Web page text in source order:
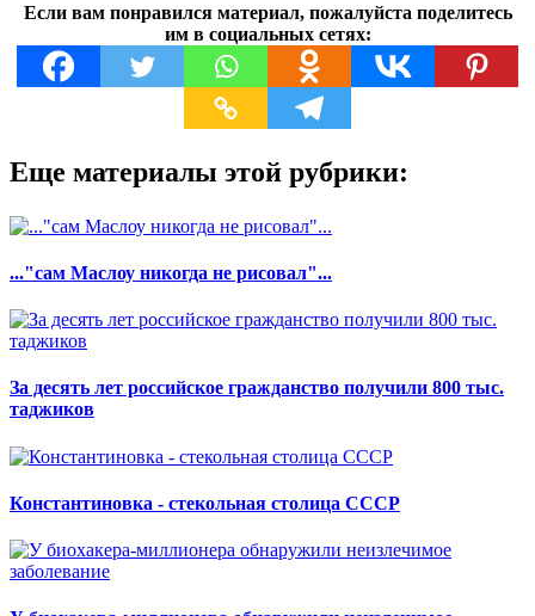
Если вам понравился материал, пожалуйста поделитесь
им в социальных сетях:
Еще материалы этой рубрики:
..."сам Маслоу никогда не рисовал"...
За десять лет российское гражданство получили 800 тыс.
таджиков
Константиновка - стекольная столица СССР